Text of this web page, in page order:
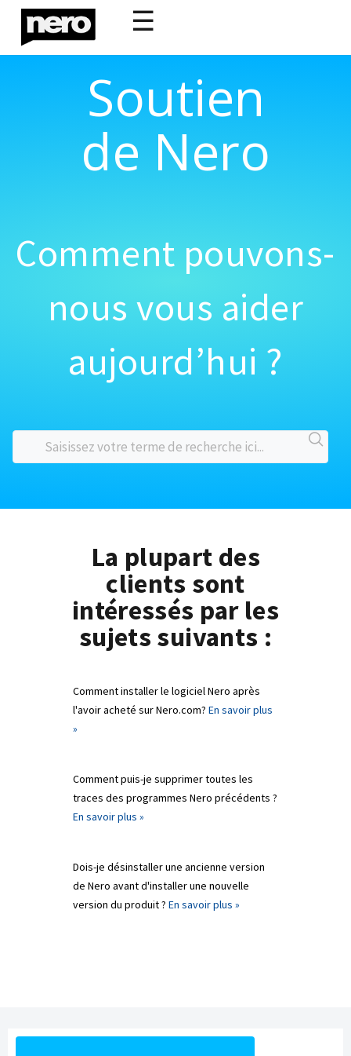
☰
Soutien
de Nero
Comment pouvons-
nous vous aider
aujourd’hui ?
La plupart des
clients sont
intéressés par les
sujets suivants :
Comment installer le logiciel Nero après
l'avoir acheté sur Nero.com? En savoir plus
»
Comment puis-je supprimer toutes les
traces des programmes Nero précédents ?
En savoir plus »
Dois-je désinstaller une ancienne version
de Nero avant d'installer une nouvelle
version du produit ? En savoir plus »